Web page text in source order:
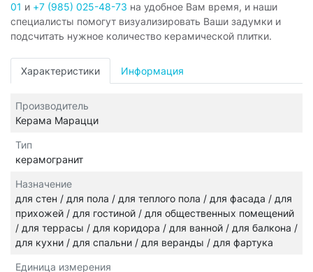
01 и +7 (985) 025-48-73 на удобное Вам время, и наши
специалисты помогут визуализировать Ваши задумки и
подсчитать нужное количество керамической плитки.
Характеристики Информация
Производитель
Керама Марацци
Тип
керамогранит
Назначение
для стен / для пола / для теплого пола / для фасада / для
прихожей / для гостиной / для общественных помещений
/ для террасы / для коридора / для ванной / для балкона /
для кухни / для спальни / для веранды / для фартука
Единица измерения